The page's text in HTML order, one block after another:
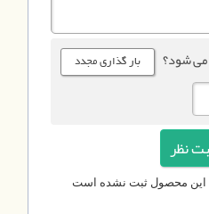
این محصول ثبت نشده است